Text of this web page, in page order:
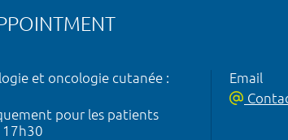
et oncologie cutanée :
pour les patients
17h30
Email